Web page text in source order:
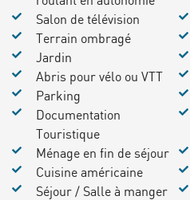
Salon de télévision
Terrain ombragé
Jardin
Abris pour vélo ou VTT
Parking
Documentation
Touristique
Ménage en fin de séjour
Cuisine américaine
Séjour / Salle à manger